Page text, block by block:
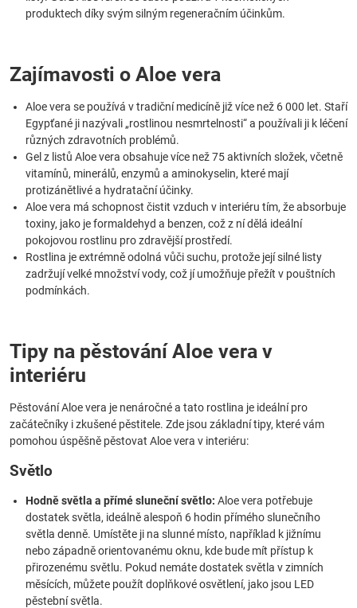
produktech díky svým silným regeneračním účinkům.
Zajímavosti o Aloe vera
Aloe vera se používá v tradiční medicíně již více než 6 000 let. Staří
Egypťané ji nazývali „rostlinou nesmrtelnosti“ a používali ji k léčení
různých zdravotních problémů.
Gel z listů Aloe vera obsahuje více než 75 aktivních složek, včetně
vitamínů, minerálů, enzymů a aminokyselin, které mají
protizánětlivé a hydratační účinky.
Aloe vera má schopnost čistit vzduch v interiéru tím, že absorbuje
toxiny, jako je formaldehyd a benzen, což z ní dělá ideální
pokojovou rostlinu pro zdravější prostředí.
Rostlina je extrémně odolná vůči suchu, protože její silné listy
zadržují velké množství vody, což jí umožňuje přežít v pouštních
podmínkách.
Tipy na pěstování Aloe vera v
interiéru
Pěstování Aloe vera je nenáročné a tato rostlina je ideální pro
začátečníky i zkušené pěstitele. Zde jsou základní tipy, které vám
pomohou úspěšně pěstovat Aloe vera v interiéru:
Světlo
Hodně světla a přímé sluneční světlo: Aloe vera potřebuje
dostatek světla, ideálně alespoň 6 hodin přímého slunečního
světla denně. Umístěte ji na slunné místo, například k jižnímu
nebo západně orientovanému oknu, kde bude mít přístup k
přirozenému světlu. Pokud nemáte dostatek světla v zimních
měsících, můžete použít doplňkové osvětlení, jako jsou LED
pěstební světla.